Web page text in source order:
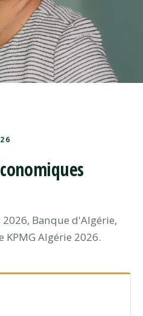
2026, Banque d'Algérie,
Algérie 2026.